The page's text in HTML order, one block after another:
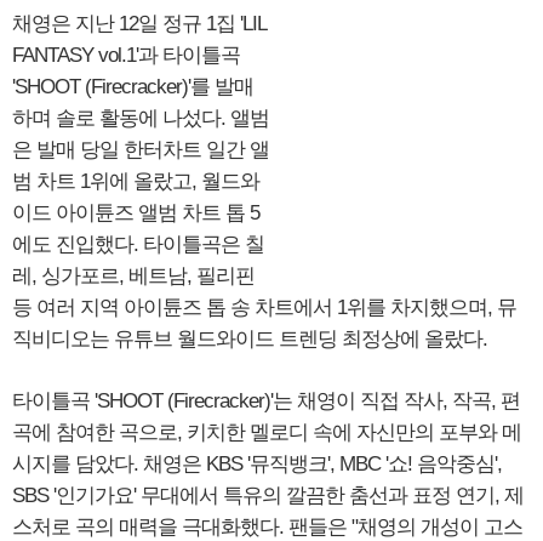
채영은 지난 12일 정규 1집 'LIL
FANTASY vol.1'과 타이틀곡
'SHOOT (Firecracker)'를 발매
하며 솔로 활동에 나섰다. 앨범
은 발매 당일 한터차트 일간 앨
범 차트 1위에 올랐고, 월드와
이드 아이튠즈 앨범 차트 톱 5
에도 진입했다. 타이틀곡은 칠
레, 싱가포르, 베트남, 필리핀
등 여러 지역 아이튠즈 톱 송 차트에서 1위를 차지했으며, 뮤
직비디오는 유튜브 월드와이드 트렌딩 최정상에 올랐다.
타이틀곡 'SHOOT (Firecracker)'는 채영이 직접 작사, 작곡, 편
곡에 참여한 곡으로, 키치한 멜로디 속에 자신만의 포부와 메
시지를 담았다. 채영은 KBS '뮤직뱅크', MBC '쇼! 음악중심',
SBS '인기가요' 무대에서 특유의 깔끔한 춤선과 표정 연기, 제
스처로 곡의 매력을 극대화했다. 팬들은 "채영의 개성이 고스